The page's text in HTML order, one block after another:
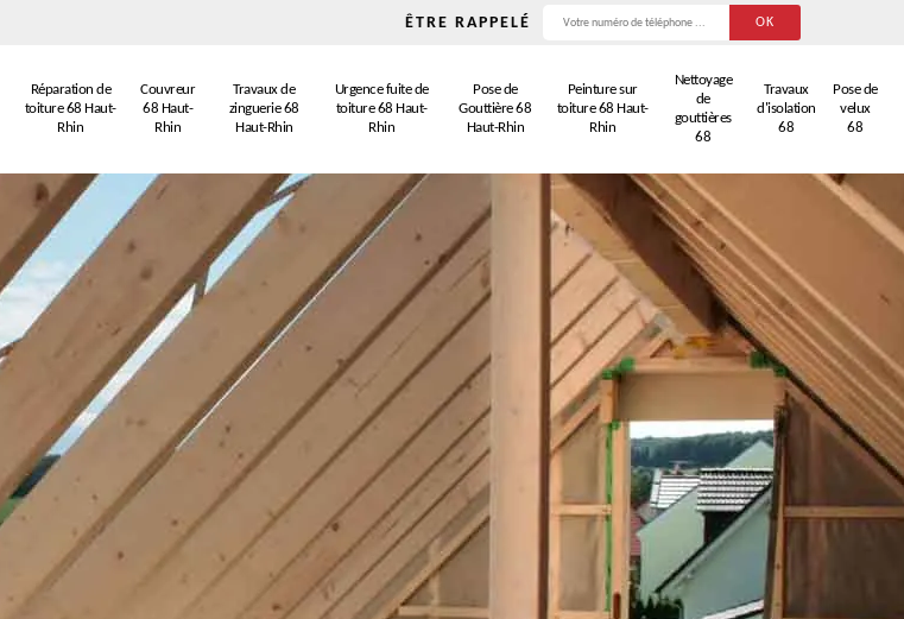
ÊTRE RAPPELÉ
Réparation de
toiture 68 Haut-
Rhin
Couvreur
68 Haut-
Rhin
Travaux de
zinguerie 68
Haut-Rhin
Urgence fuite de
toiture 68 Haut-
Rhin
Pose de
Gouttière 68
Haut-Rhin
Peinture sur
toiture 68 Haut-
Rhin
Nettoyage
de
gouttières
68
Travaux
d'isolation
68
Pose de
velux
68